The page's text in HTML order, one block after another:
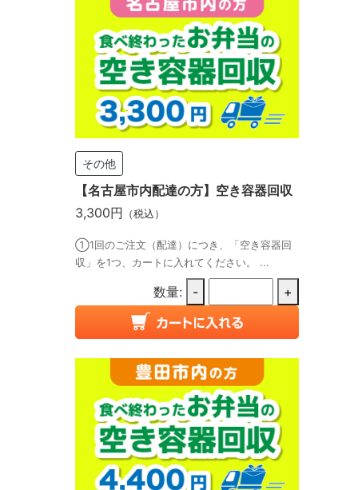
その他
【名古屋市内配達の方】空き容器回収
3,300円
（税込）
①1回のご注文（配達）につき、「空き容器回
収」を1つ、カートに入れてください。 ...
数量: - +